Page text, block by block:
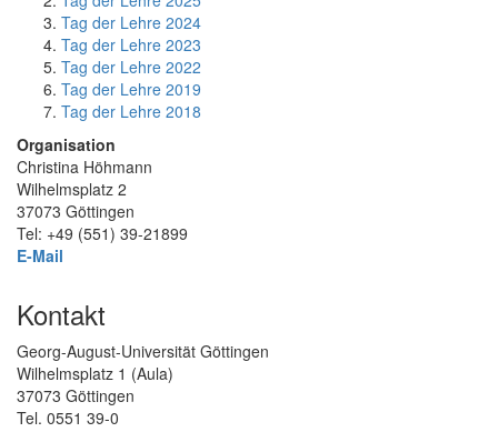
Tag der Lehre 2024
Tag der Lehre 2023
Tag der Lehre 2022
Tag der Lehre 2019
Tag der Lehre 2018
Organisation
Christina Höhmann
Wilhelmsplatz 2
37073 Göttingen
Tel: +49 (551) 39-21899
E-Mail
Kontakt
Georg-August-Universität Göttingen
Wilhelmsplatz 1 (Aula)
37073 Göttingen
Tel. 0551 39-0